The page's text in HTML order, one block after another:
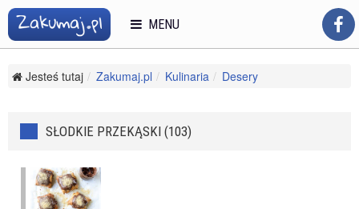
Jesteś tutaj Zakumaj.pl Kulinaria
Desery
SŁODKIE PRZEKĄSKI (103)
MENU